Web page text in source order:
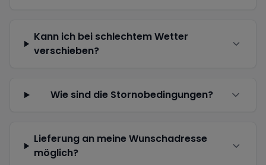
Kann ich bei schlechtem Wetter
verschieben?
Wie sind die Stornobedingungen?
Lieferung an meine Wunschadresse
möglich?